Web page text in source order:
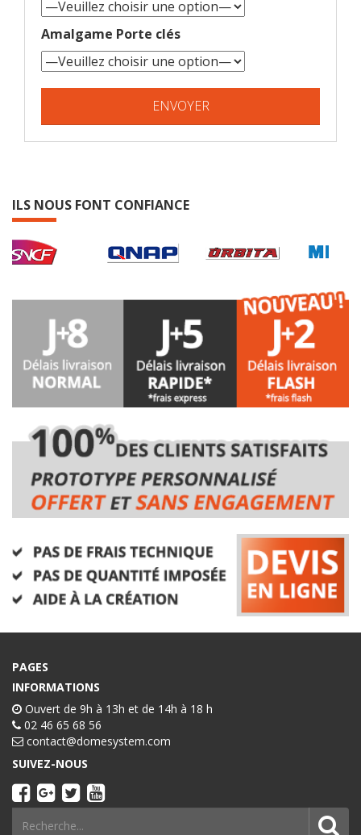
Amalgame Porte clés
ILS NOUS FONT CONFIANCE
PAGES
INFORMATIONS
Ouvert de 9h à 13h et de 14h à 18 h
02 46 65 68 56
contact@domesystem.com
SUIVEZ-NOUS